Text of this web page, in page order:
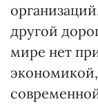
другой
мире нет